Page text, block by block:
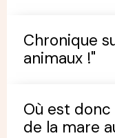
Chronique
animaux !"
Où est
de la mare